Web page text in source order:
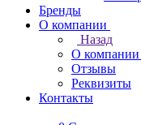
Бренды
О компании
Назад
О компании
Отзывы
Реквизиты
Контакты